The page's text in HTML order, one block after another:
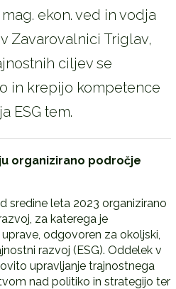
ekon. ved in vodja
Zavarovalnici Triglav,
ciljev se
in krepijo kompetence
ESG tem.
organizirano področje
sredine leta 2023 organizirano
za katerega je
odgovoren za okoljski,
razvoj (ESG). Oddelek v
upravljanje trajnostnega
nad politiko in strategijo ter